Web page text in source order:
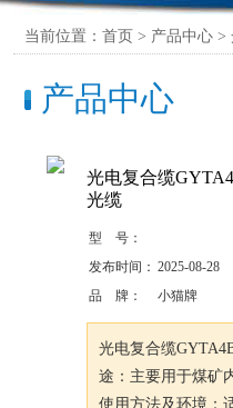
当前位置：首页 > 产品中心 >
产品中心
光电复合缆
光缆
型 号：
发布时间： 2025-08-28
品 牌：
小猫牌
光电复合缆
途：主要用于煤矿
使用方法及环境：